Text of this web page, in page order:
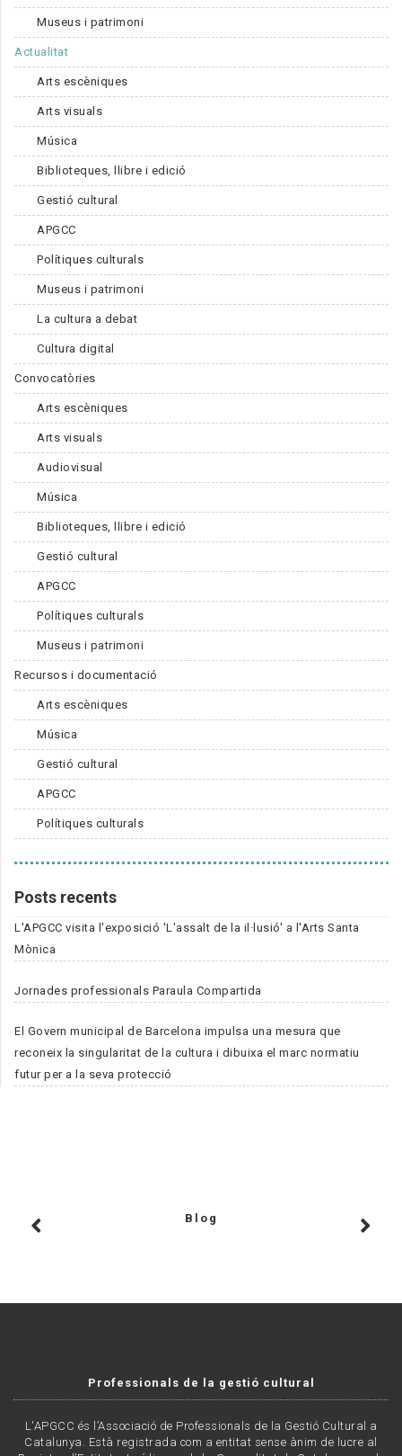
Museus i patrimoni
Actualitat
Arts escèniques
Arts visuals
Música
Biblioteques, llibre i edició
Gestió cultural
APGCC
Polítiques culturals
Museus i patrimoni
La cultura a debat
Cultura digital
Convocatòries
Arts escèniques
Arts visuals
Audiovisual
Música
Biblioteques, llibre i edició
Gestió cultural
APGCC
Polítiques culturals
Museus i patrimoni
Recursos i documentació
Arts escèniques
Música
Gestió cultural
APGCC
Polítiques culturals
Posts recents
L'APGCC visita l'exposició 'L'assalt de la il·lusió' a l'Arts Santa
Mònica
Jornades professionals Paraula Compartida
El Govern municipal de Barcelona impulsa una mesura que
reconeix la singularitat de la cultura i dibuixa el marc normatiu
futur per a la seva protecció
Blog
Professionals de la gestió cultural
L'APGCC és l’Associació de Professionals de la Gestió Cultural a
Catalunya. Està registrada com a entitat sense ànim de lucre al